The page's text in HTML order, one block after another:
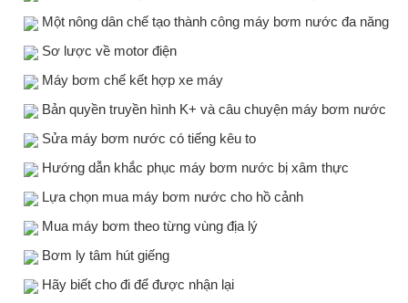
Một nông dân chế tạo thành công máy bơm nước đa năng
Sơ lược về motor điện
Máy bơm chế kết hợp xe máy
Bản quyền truyền hình K+ và câu chuyện máy bơm nước
Sửa máy bơm nước có tiếng kêu to
Hướng dẫn khắc phục máy bơm nước bị xâm thực
Lựa chọn mua máy bơm nước cho hồ cảnh
Mua máy bơm theo từng vùng địa lý
Bơm ly tâm hút giếng
Hãy biết cho đi để được nhận lại